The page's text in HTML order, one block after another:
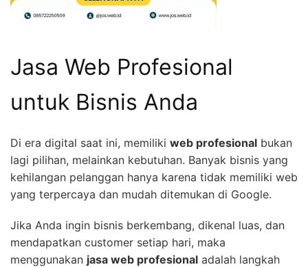
Jasa Web Profesional
untuk Bisnis Anda
Di era digital saat ini, memiliki web profesional bukan
lagi pilihan, melainkan kebutuhan. Banyak bisnis yang
kehilangan pelanggan hanya karena tidak memiliki web
yang terpercaya dan mudah ditemukan di Google.
Jika Anda ingin bisnis berkembang, dikenal luas, dan
mendapatkan customer setiap hari, maka
menggunakan jasa web profesional adalah langkah